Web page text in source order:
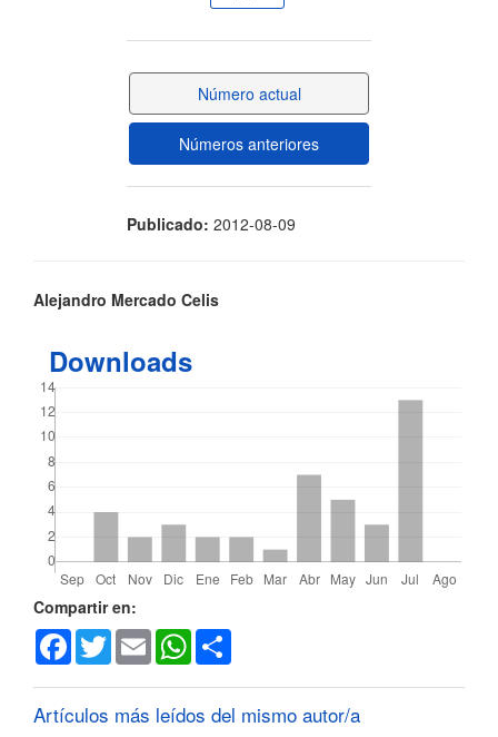
Número actual
Números anteriores
Publicado: 2012-08-09
Contenido
principal
del
artículo
Alejandro Mercado Celis
Downloads
Detalles
del
artículo
Compartir en:
Facebook
TwitterEmail WhatsApp
Artículos más leídos del mismo autor/a